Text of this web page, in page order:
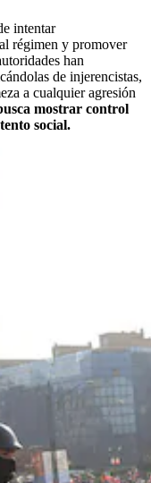
intentar
régimen y promover
han
de injerencistas,
a cualquier agresión
mostrar control
social.